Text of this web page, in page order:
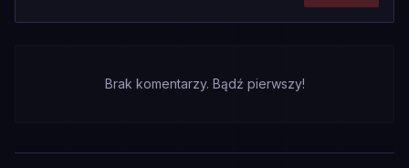
Brak komentarzy. Bądź pierwszy!